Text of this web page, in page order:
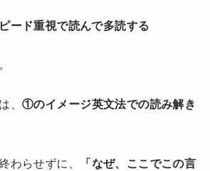
ード重視で読んで多読する
、①のイメージ英文法での読み解き
わらせずに、
「なぜ、ここでこの言